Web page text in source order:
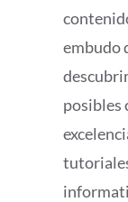
embudo
posibles